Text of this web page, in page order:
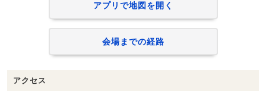
アプリで地図を開く
会場までの経路
アクセス